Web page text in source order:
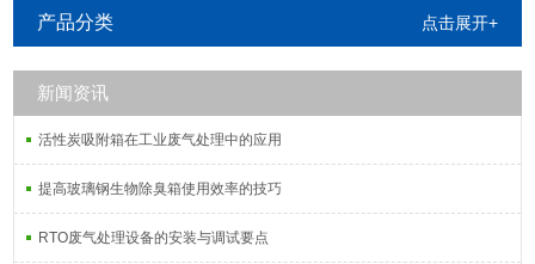
产品分类 点击展开+
新闻资讯
活性炭吸附箱在工业废气处理中的应用
提高玻璃钢生物除臭箱使用效率的技巧
RTO废气处理设备的安装与调试要点